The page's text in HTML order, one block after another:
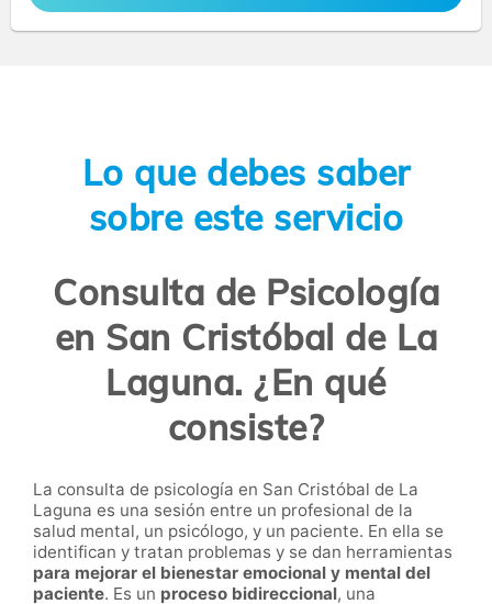
Lo que debes saber
sobre este servicio
Consulta de Psicología
en San Cristóbal de La
Laguna. ¿En qué
consiste?
La consulta de psicología en San Cristóbal de La
Laguna es una sesión entre un profesional de la
salud mental, un psicólogo, y un paciente. En ella se
identifican y tratan problemas y se dan herramientas
para mejorar el bienestar emocional y mental del
paciente. Es un proceso bidireccional, una